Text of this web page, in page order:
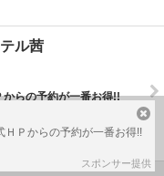
ル茜
らの予約が一番お得!!
ホームページからの予約
ＨＰからの予約が一番お得!!
スポンサー提供